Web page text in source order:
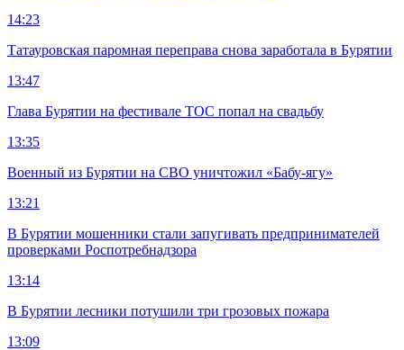
14:23
Татауровская паромная переправа снова заработала в Бурятии
13:47
Глава Бурятии на фестивале ТОС попал на свадьбу
13:35
Военный из Бурятии на СВО уничтожил «Бабу-ягу»
13:21
В Бурятии мошенники стали запугивать предпринимателей
проверками Роспотребнадзора
13:14
В Бурятии лесники потушили три грозовых пожара
13:09